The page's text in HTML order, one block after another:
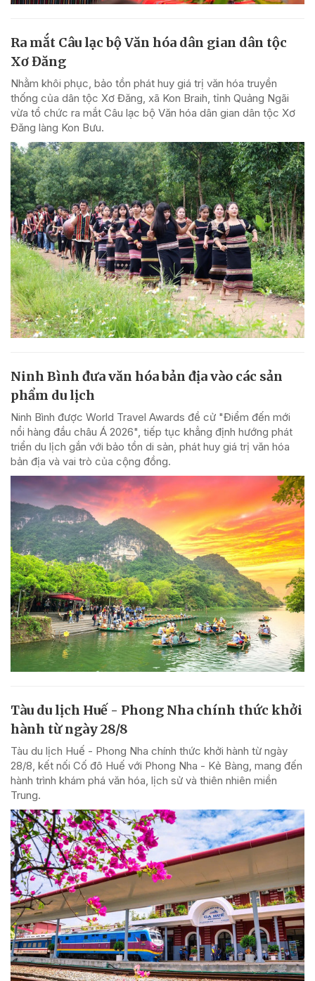
Ra mắt Câu lạc bộ Văn hóa dân gian dân tộc
Xơ Đăng
Nhằm khôi phục, bảo tồn phát huy giá trị văn hóa truyền
thống của dân tộc Xơ Đăng, xã Kon Braih, tỉnh Quảng Ngãi
vừa tổ chức ra mắt Câu lạc bộ Văn hóa dân gian dân tộc Xơ
Đăng làng Kon Bưu.
Ninh Bình đưa văn hóa bản địa vào các sản
phẩm du lịch
Ninh Bình được World Travel Awards đề cử "Điểm đến mới
nổi hàng đầu châu Á 2026", tiếp tục khẳng định hướng phát
triển du lịch gắn với bảo tồn di sản, phát huy giá trị văn hóa
bản địa và vai trò của cộng đồng.
Tàu du lịch Huế - Phong Nha chính thức khởi
hành từ ngày 28/8
Tàu du lịch Huế - Phong Nha chính thức khởi hành từ ngày
28/8, kết nối Cố đô Huế với Phong Nha - Kẻ Bàng, mang đến
hành trình khám phá văn hóa, lịch sử và thiên nhiên miền
Trung.